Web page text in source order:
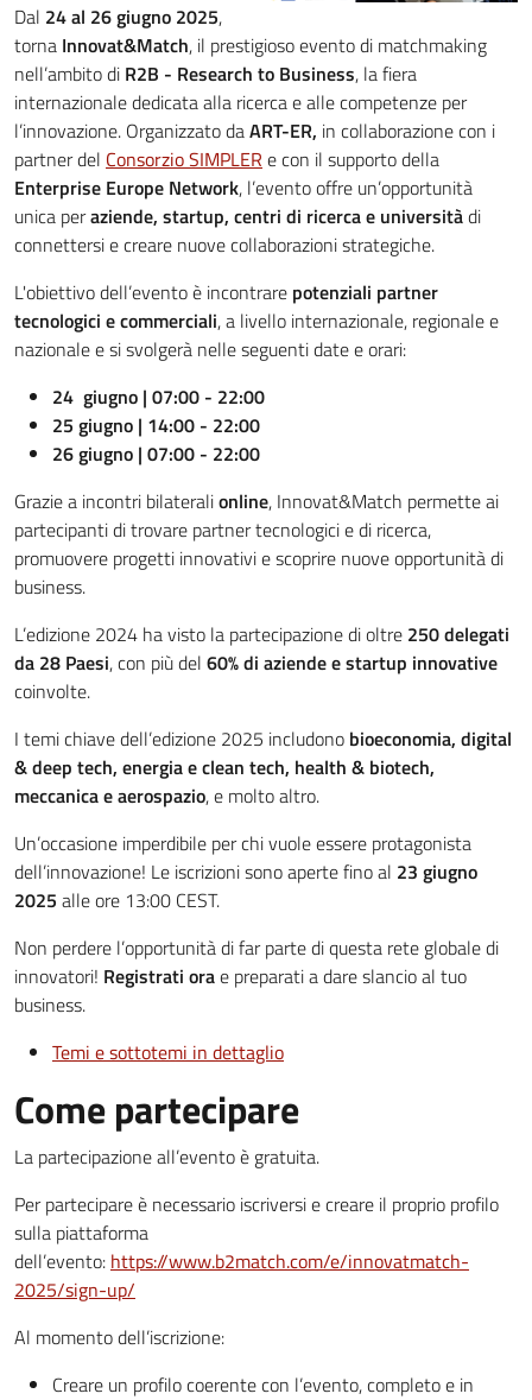
Dal 24 al 26 giugno 2025,
torna Innovat&Match, il prestigioso evento di matchmaking
nell’ambito di R2B - Research to Business, la fiera
internazionale dedicata alla ricerca e alle competenze per
l’innovazione. Organizzato daART-ER, in collaborazione con i
partner del Consorzio SIMPLER e con il supporto della
Enterprise Europe Network, l’evento offre un’opportunità
unica peraziende, startup, centri di ricerca e universitàdi
connettersi e creare nuove collaborazioni strategiche.
L'obiettivo dell’evento è incontrare potenziali partner
tecnologici e commerciali, a livello internazionale, regionale e
nazionale e si svolgerà nelle seguenti date e orari:
24 giugno | 07:00 - 22:00
25 giugno | 14:00 - 22:00
26 giugno | 07:00 - 22:00
Grazie a incontri bilateralionline, Innovat&Match permette ai
partecipanti di trovare partner tecnologici e di ricerca,
promuovere progetti innovativi e scoprire nuove opportunità di
business.
L’edizione 2024 ha visto la partecipazione di oltre 250 delegati
da 28 Paesi, con più del 60% di aziende e startup innovative
coinvolte.
I temi chiave dell’edizione 2025 includono bioeconomia, digital
& deep tech, energia e clean tech, health & biotech,
meccanica e aerospazio, e molto altro.
Un’occasione imperdibile per chi vuole essere protagonista
dell’innovazione! Le iscrizioni sono aperte fino al 23 giugno
2025 alle ore 13:00 CEST.
Non perdere l’opportunità di far parte di questa rete globale di
innovatori! Registrati orae preparati a dare slancio al tuo
business.
Temi e sottotemi in dettaglio
Come partecipare
La partecipazione all’evento è gratuita.
Per partecipare è necessario iscriversi e creare il proprio profilo
sulla piattaforma
dell’evento: https://www.b2match.com/e/innovatmatch-
2025/sign-up/
Al momento dell’iscrizione:
Creare un profilo coerente con l’evento, completo e in